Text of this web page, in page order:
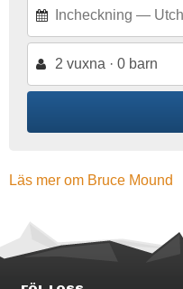
2 vuxna · 0 barn
Läs mer om Bruce Mound